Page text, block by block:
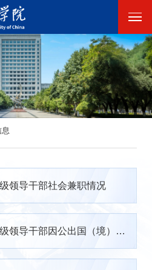
领导干部社会兼职情况
校级领导干部因公出国（境）情况